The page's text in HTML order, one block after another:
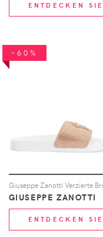
ENTDECKEN SIE
-60%
GIUSEPPE ZANOTTI
ENTDECKEN SIE